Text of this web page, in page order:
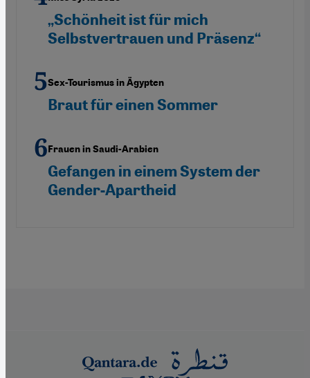
„Schönheit ist für mich
Selbstvertrauen und Präsenz“
Sex-Tourismus in Ägypten
Braut für einen Sommer
Frauen in Saudi-Arabien
Gefangen in einem System der
Gender-Apartheid